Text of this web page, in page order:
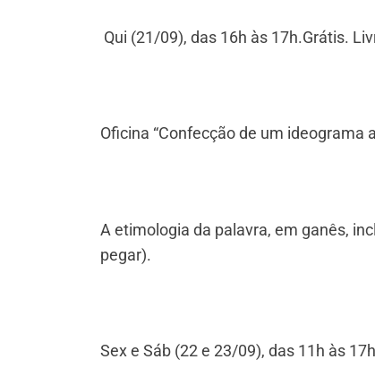
Qui (21/09), das 16h às 17h.Grátis.
Oficina “Confecção de um ideograma
A etimologia da palavra, em ganês,
pegar).
Sex e Sáb (22 e 23/09), das 11h às